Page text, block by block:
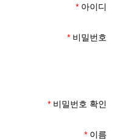
3. 회원 이메일은 입학
회원 가입 후 회원 승인에
한글학교 회원이 아닌 분
* 아이디
* 비밀번호
* 비밀번호 확인
* 이름